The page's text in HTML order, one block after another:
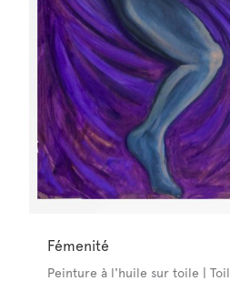
Fémenité
Peinture à l'huile sur toile |